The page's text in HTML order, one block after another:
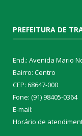
PREFEITURA DE
End.: Avenida Mario
Bairro: Centro
CEP: 68647-000
Fone: (91) 98405-0364
E-mail:
Horário de